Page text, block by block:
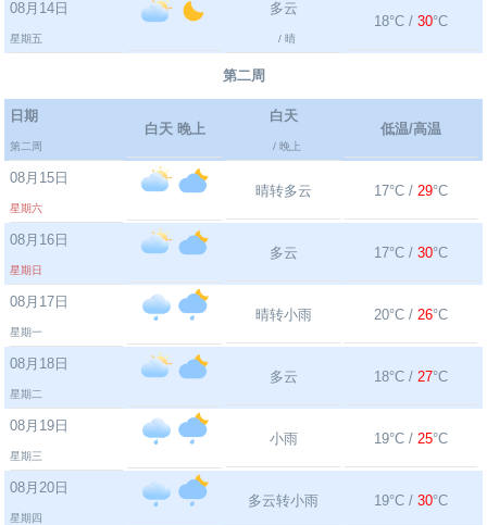
08月14日
星期五
多云
/ 晴
18°C / 30°C
第二周
日期
第二周
白天 晚上
白天
/ 晚上
低温/高温
08月15日
星期六
晴转多云 17°C / 29°C
08月16日
星期日
多云 17°C / 30°C
08月17日
星期一
晴转小雨 20°C / 26°C
08月18日
星期二
多云 18°C / 27°C
08月19日
星期三
小雨 19°C / 25°C
08月20日
星期四
多云转小雨 19°C / 30°C